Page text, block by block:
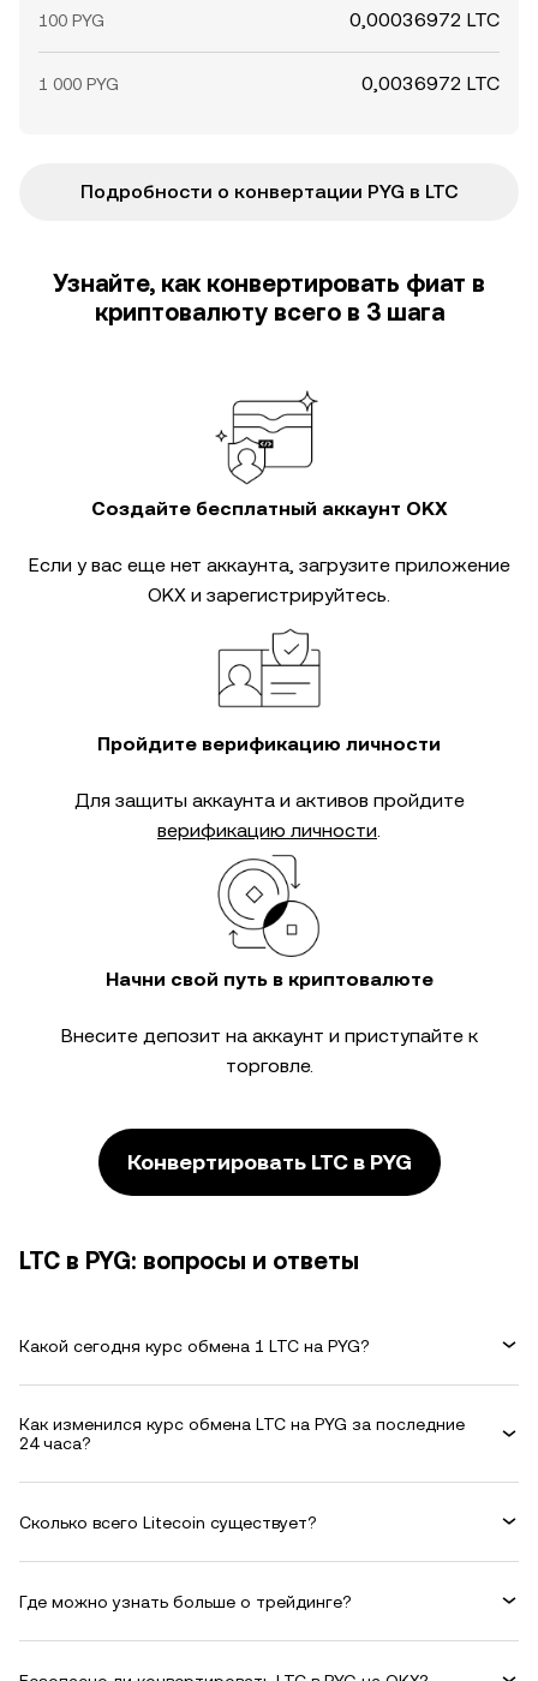
100 PYG 0,00036972 LTC
1 000 PYG 0,0036972 LTC
Подробности о конвертации PYG в LTC
Узнайте, как конвертировать фиат в
криптовалюту всего в 3 шага
Создайте бесплатный аккаунт OKX
Если у вас еще нет аккаунта, загрузите приложение
OKX и зарегистрируйтесь.
Пройдите верификацию личности
Для защиты аккаунта и активов пройдите
верификацию личности.
Начни свой путь в криптовалюте
Внесите депозит на аккаунт и приступайте к
торговле.
Конвертировать LTC в PYG
LTC в PYG: вопросы и ответы
Какой сегодня курс обмена 1 LTC на PYG?
Как изменился курс обмена LTC на PYG за последние
24 часа?
Сколько всего Litecoin существует?
Где можно узнать больше о трейдинге?